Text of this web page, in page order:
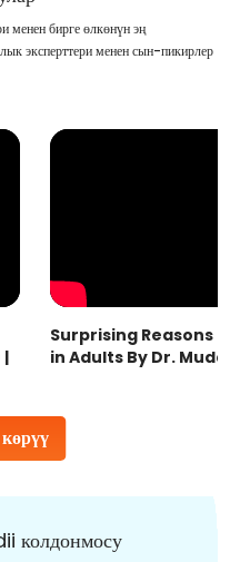
менен бирге өлкөнүн эң
эксперттери менен сын-пикирлер
|
Surprising Reasons
in Adults By Dr.
колдонмосу